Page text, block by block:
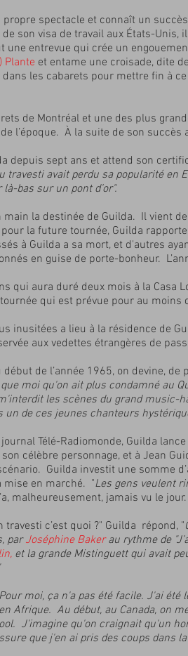
propre spectacle et connaît un
son visa de travail aux États-
entrevue qui crée un
Plante et entame une croisade, dite
les cabarets pour mettre fin à
de Montréal et une des plus
l’époque. À la suite de son
depuis sept ans et attend son
travesti avait perdu sa popularité
bas sur un pont d’or".
main la destinée de Guilda. Il vient
la future tournée, Guilda
à Guilda a sa mort, et d'autres
en guise de porte-bonheur.
qui aura duré deux mois à la Casa
qui est prévue pour au moins
inusitées a lieu à la résidence de
aux vedettes étrangères de
de l’année 1965, on devine,
moi qu'on ait plus condamné au
les scènes du grand music-
de ces jeunes chanteurs
Télé-Radiomonde, Guilda
célèbre personnage, et à Jean
Guilda investit une somme
mise en marché. "Les gens veulent
malheureusement, jamais vu le jour.
c’est quoi ?" Guilda répond, "
parJoséphine Baker au rythme de
, et la grande Mistinguett qui avait
Pour moi, ça n'a pas été facile. J'ai été
Afrique. Au début, au Canada, on
J'imagine qu'on craignait qu'un
que j'en ai pris des coups dans